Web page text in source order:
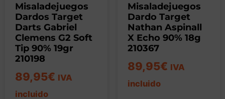
Misaladejuegos
Dardos Target
Darts Gabriel
Clemens G2 Soft
Tip 90% 19gr
210198
89,95€ IVA
incluido
Misaladejuegos
Dardo Target
Nathan Aspinall
X Echo 90% 18g
210367
89,95€ IVA
incluido